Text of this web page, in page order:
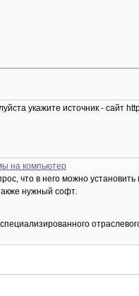
укажите источник - сайт
на компьютер
что в него можно
нужный софт.